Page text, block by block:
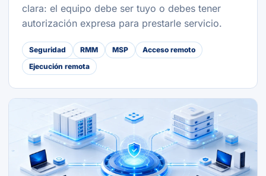
clara: el equipo debe ser tuyo o debes tener
autorización expresa para prestarle servicio.
Seguridad RMM MSP
Acceso remoto
Ejecución remota